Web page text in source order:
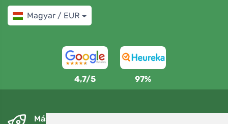
Magyar / EUR
4,7/5 97%
Másnapra és ingyenesen